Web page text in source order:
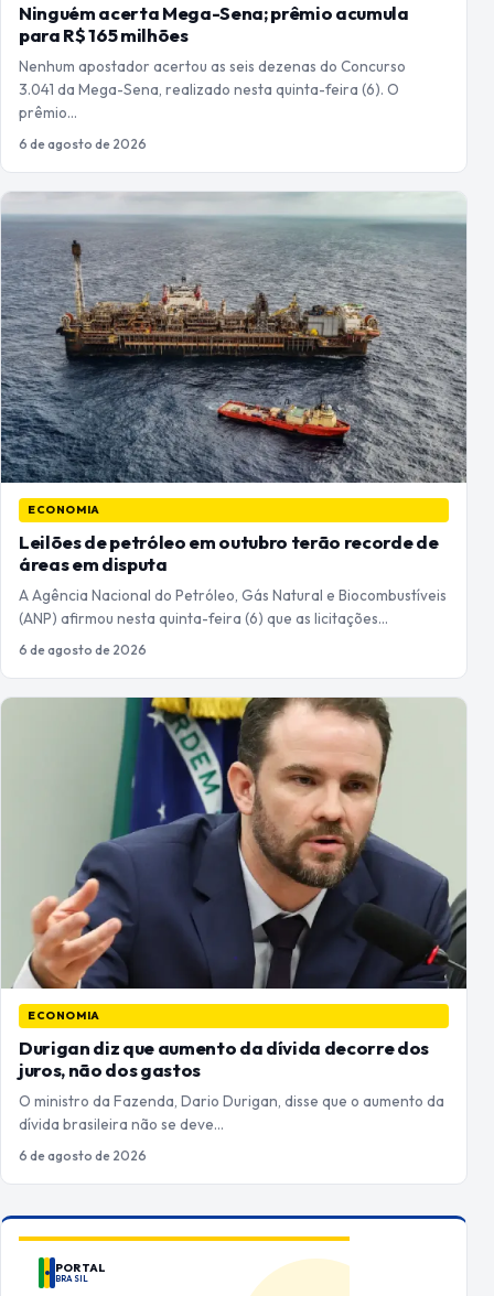
Ninguém acerta Mega-Sena; prêmio acumula
para R$ 165 milhões
Nenhum apostador acertou as seis dezenas do Concurso
3.041 da Mega-Sena, realizado nesta quinta-feira (6). O
prêmio…
6 de agosto de 2026
ECONOMIA
Leilões de petróleo em outubro terão recorde de
áreas em disputa
A Agência Nacional do Petróleo, Gás Natural e Biocombustíveis
(ANP) afirmou nesta quinta-feira (6) que as licitações…
6 de agosto de 2026
ECONOMIA
Durigan diz que aumento da dívida decorre dos
juros, não dos gastos
O ministro da Fazenda, Dario Durigan, disse que o aumento da
dívida brasileira não se deve…
6 de agosto de 2026
PORTAL
BRASIL